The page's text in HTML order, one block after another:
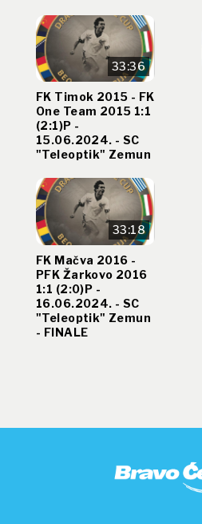
33:36
FK Timok 2015 - FK
One Team 2015 1:1
(2:1)P -
15.06.2024. - SC
"Teleoptik" Zemun
33:18
FK Mačva 2016 -
PFK Žarkovo 2016
1:1 (2:0)P -
16.06.2024. - SC
"Teleoptik" Zemun
- FINALE